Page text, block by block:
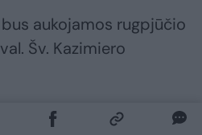
aukojamos rugpjūčio
Šv. Kazimiero
9 d. 12.30 val.